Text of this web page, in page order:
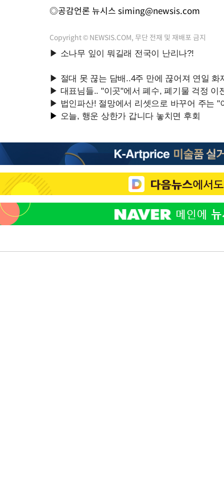
◎공감언론 뉴시스 siming@newsis.com
Copyright © NEWSIS.COM, 무단 전재 및 재배포 금지